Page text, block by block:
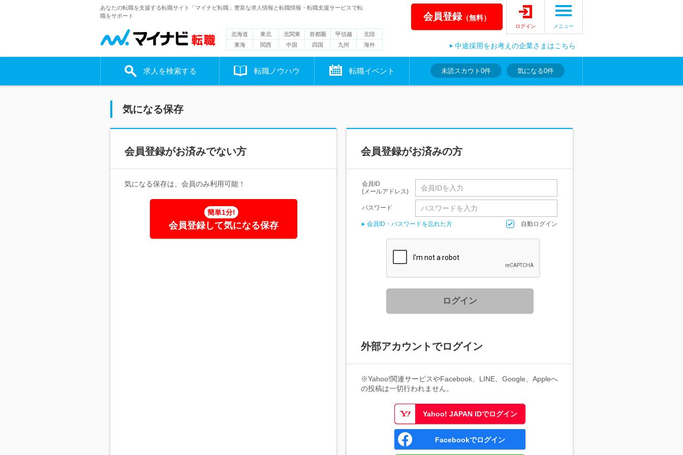
あなたの転職を支援する転職サイト「マイナビ転職」豊富な求人情報と転職情報・転職支援サービスで転
職をサポート
北海道 東北 北関東 首都圏 甲信越
北陸
東海
関西 中国 四国 九州 海外
会員登録（無料）
ログイン メニュー
中途採用をお考えの企業さまはこちら
求人を検索する 転職ノウハウ 転職イベント 未読スカウト 0件 気になる0件
気になる保存
会員登録がお済みでない方
気になる保存は、会員のみ利用可能！
簡単1分!
会員登録して気になる保存
会員登録がお済みの方
会員ID
(メールアドレス)
パスワード
会員ID・パスワードを忘れた方 自動ログイン
ログイン
外部アカウントでログイン
※Yahoo!関連サービスやFacebook、LINE、Google、Appleへ
の投稿は一切行われません。
Yahoo! JAPAN IDでログイン
Facebookでログイン